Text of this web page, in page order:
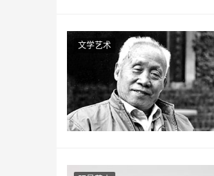
文学艺术